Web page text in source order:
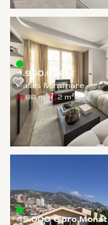
4.950.000 €
Palais Miramare
88 m² 2 m² 1/5
45.000 € pro Monat